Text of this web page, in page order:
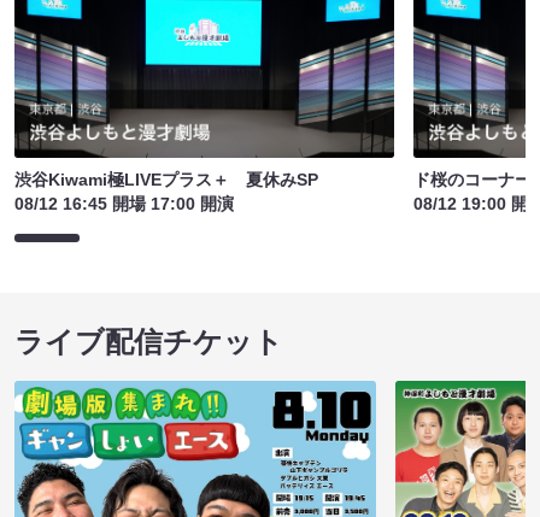
渋谷Kiwami極LIVEプラス＋ 夏休みSP
08/12 16:45 開場 17:00 開演
ド桜のコーナ
08/12 19:00 開
ライブ配信チケット